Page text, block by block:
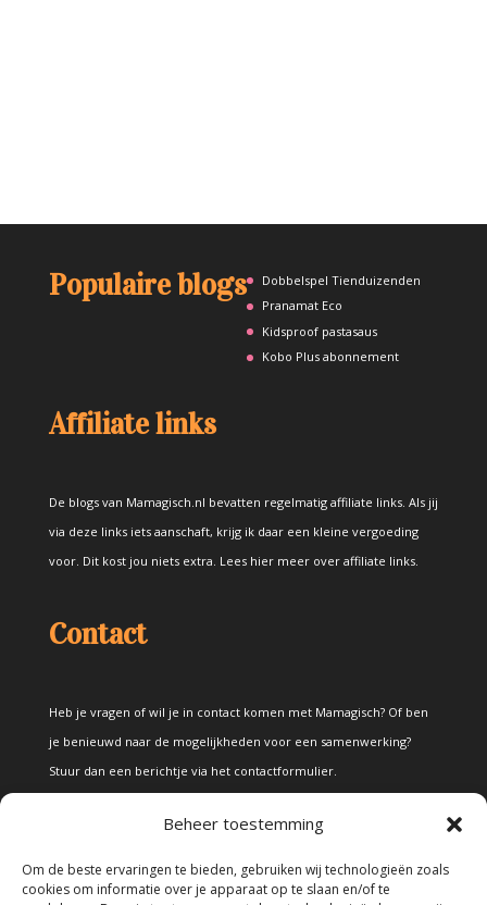
Beheer toestemming
Om de beste ervaringen te bieden, gebruiken wij technologieën zoals
cookies om informatie over je apparaat op te slaan en/of te
Populaire blogs
Dobbelspel Tienduizenden
Pranamat Eco
Kidsproof pastasaus
Kobo Plus abonnement
Affiliate links
De blogs van Mamagisch.nl bevatten regelmatig affiliate links. Als jij
via deze links iets aanschaft, krijg ik daar een kleine vergoeding
voor. Dit kost jou niets extra. Lees hier meer over affiliate links.
Contact
Heb je vragen of wil je in contact komen met Mamagisch? Of ben
je benieuwd naar de mogelijkheden voor een samenwerking?
Stuur dan een berichtje via het contactformulier.